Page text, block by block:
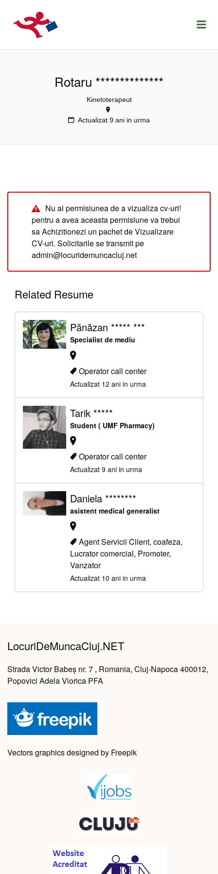
LOCURIDEMUNCACLUJ.NET
Rotaru **************
Kinetoterapeut
Actualizat 9 ani in urma
Nu ai permisiunea de a vizualiza cv-uri!
pentru a avea aceasta permisiune va trebui
sa Achizitionezi un pachet de Vizualizare
CV-uri. Solicitarile se transmit pe
admin@locuridemuncacluj.net
Related Resume
Pănăzan ***** ***
Specialist de mediu
Operator call center
Actualizat 12 ani in urma
Tarik *****
Student ( UMF Pharmacy)
Operator call center
Actualizat 9 ani in urma
Daniela ********
asistent medical generalist
Agent Servicii Client, coafeza,
Lucrator comercial, Promoter,
Vanzator
Actualizat 10 ani in urma
LocuriDeMuncaCluj.NET
Strada Victor Babeș nr. 7 , Romania, Cluj-Napoca 400012,
Popovici Adela Viorica PFA
Vectors graphics designed by Freepik